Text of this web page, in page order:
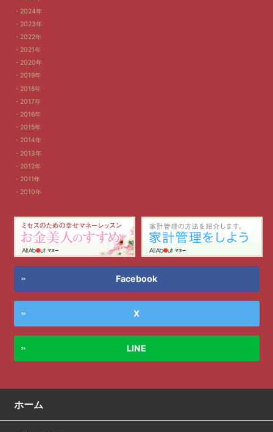
2024年
2023年
2022年
2021年
2020年
2019年
2018年
2017年
2016年
2015年
2014年
2013年
2012年
2011年
2010年
Facebook
X
LINE
ホーム